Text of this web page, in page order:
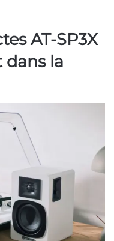
AT-SP3X
dans la